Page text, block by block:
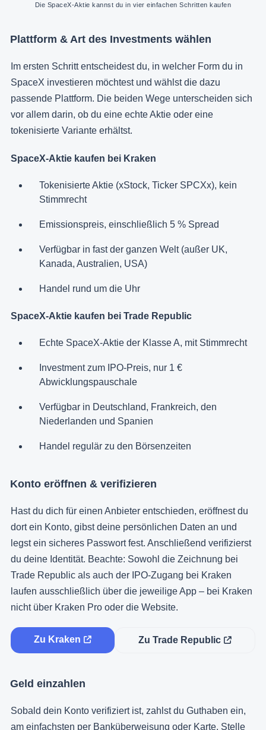
Die SpaceX-Aktie kannst du in vier einfachen Schritten kaufen
Plattform & Art des Investments wählen
Im ersten Schritt entscheidest du, in welcher Form du in
SpaceX investieren möchtest und wählst die dazu
passende Plattform. Die beiden Wege unterscheiden sich
vor allem darin, ob du eine echte Aktie oder eine
tokenisierte Variante erhältst.
SpaceX-Aktie kaufen bei Kraken
Tokenisierte Aktie (xStock, Ticker SPCXx), kein
Stimmrecht
Emissionspreis, einschließlich 5 % Spread
Verfügbar in fast der ganzen Welt (außer UK,
Kanada, Australien, USA)
Handel rund um die Uhr
SpaceX-Aktie kaufen bei Trade Republic
Echte SpaceX-Aktie der Klasse A, mit Stimmrecht
Investment zum IPO-Preis, nur 1 €
Abwicklungspauschale
Verfügbar in Deutschland, Frankreich, den
Niederlanden und Spanien
Handel regulär zu den Börsenzeiten
Konto eröffnen & verifizieren
Hast du dich für einen Anbieter entschieden, eröffnest du
dort ein Konto, gibst deine persönlichen Daten an und
legst ein sicheres Passwort fest. Anschließend verifizierst
du deine Identität. Beachte: Sowohl die Zeichnung bei
Trade Republic als auch der IPO-Zugang bei Kraken
laufen ausschließlich über die jeweilige App – bei Kraken
nicht über Kraken Pro oder die Website.
Zu Kraken Zu Trade Republic
Geld einzahlen
Sobald dein Konto verifiziert ist, zahlst du Guthaben ein,
am einfachsten per Banküberweisung oder Karte. Stelle